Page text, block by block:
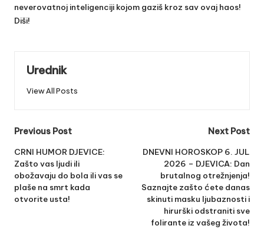
neverovatnoj inteligenciji kojom gaziš kroz sav ovaj haos!
Diši!
Urednik
View All Posts
Post
navigation
Previous Post
CRNI HUMOR DJEVICE:
Zašto vas ljudi ili
obožavaju do bola ili vas se
plaše na smrt kada
otvorite usta!
Next Post
DNEVNI HOROSKOP 6. JUL
2026 – DJEVICA: Dan
brutalnog otrežnjenja!
Saznajte zašto ćete danas
skinuti masku ljubaznosti i
hirurški odstraniti sve
folirante iz vašeg života!